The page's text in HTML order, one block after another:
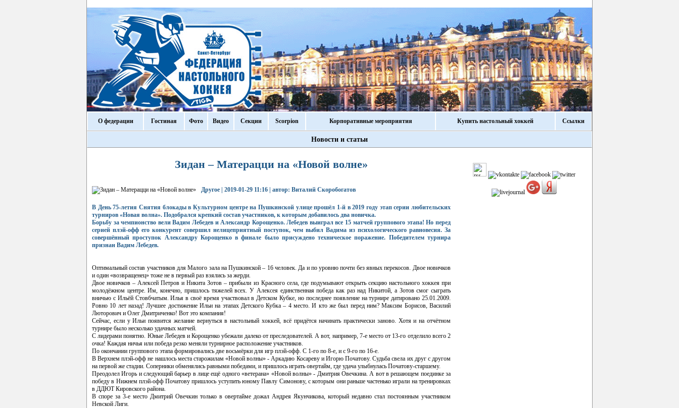
О федерации Гостиная Фото Видео Секции Scorpion Корпоративные мероприятия Купить настольный хоккей Ссылки
Новости и статьи
Зидан – Матерацци на «Новой волне»
Другое | 2019-01-29 11:16 | автор: Виталий Скоробогатов
В День 75-летия Снятия блокады в Культурном центре на Пушкинской улице прошёл 1-й в 2019 году этап серии любительских
турниров «Новая волна». Подобрался крепкий состав участников, к которым добавилось два новичка.
Борьбу за чемпионство вели Вадим Лебедев и Александр Корощенко. Лебедев выиграл все 15 матчей группового этапа! Но перед
серией плэй-офф его конкурент совершил нелицеприятный поступок, чем выбил Вадима из психологического равновесия. За
совершённый проступок Александру Корощенко в финале было присуждено техническое поражение. Победителем турнира
признан Вадим Лебедев.
Оптимальный состав участников для Малого зала на Пушкинской – 16 человек. Да и по уровню почти без явных перекосов. Двое новичков
и один «возвращенец» тоже не в первый раз взялись за жерди.
Двое новичков – Алексей Петров и Никита Зотов – прибыли из Красного села, где подумывают открыть секцию настольного хоккея при
молодёжном центре. Им, конечно, пришлось тяжелей всех. У Алексея единственная победа как раз над Никитой, а Зотов смог сыграть
вничью с Ильёй Стовбчатым. Илья в своё время участвовал в Детском Кубке, но последнее появление на турнире датировано 25.01.2009.
Ровно 10 лет назад! Лучшее достижение Ильи на этапах Детского Кубка – 4 место. И кто же был перед ним? Максим Борисов, Василий
Люторович и Олег Дмитриченко! Вот это компания!
Сейчас, если у Ильи появится желание вернуться в настольный хоккей, всё придётся начинать практически заново. Хотя и на отчётном
турнире было несколько удачных матчей.
С лидерами понятно. Юные Лебедев и Корощенко убежали далеко от преследователей. А вот, например, 7-е место от 13-го отделило всего 2
очка! Каждая ничья или победа резко меняли турнирное расположение участников.
По окончании группового этапа формировались две восьмёрки для игр плэй-офф. С 1-го по 8-е, и с 9-го по 16-е.
В Верхнем плэй-офф не нашлось места старожилам «Новой волны» - Аркадию Косареву и Игорю Початову. Судьба свела их друг с другом
на первой же стадии. Соперники обменялись равными победами, и пришлось играть овертайм, где удача улыбнулась Початову-старшему.
Преодолел Игорь и следующий барьер в лице ещё одного «ветерана» «Новой волны» - Дмитрия Овечкина. А вот в решающем поединке за
победу в Нижнем плэй-офф Початову пришлось уступить юному Павлу Симонову, с которым они раньше частенько играли на тренировках
в ДДЮТ Кировского района.
В споре за 3-е место Дмитрий Овечкин только в овертайме дожал Андрея Якунчикова, который недавно стал постоянным участником
Невской Лиги.